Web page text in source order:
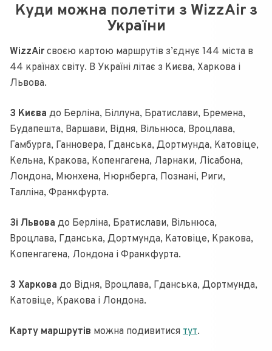
Куди можна полетіти з WizzAir з
України
WizzAir своєю картою маршрутів з’єднує 144 міста в
44 країнах світу. В Україні літає з Києва, Харкова і
Львова.
З Києва до Берліна, Біллуна, Братислави, Бремена,
Будапешта, Варшави, Відня, Вільнюса, Вроцлава,
Гамбурга, Ганновера, Гданська, Дортмунда, Катовіце,
Кельна, Кракова, Копенгагена, Ларнаки, Лісабона,
Лондона, Мюнхена, Нюрнберга, Познані, Риги,
Талліна, Франкфурта.
Зі Львова до Берліна, Братислави, Вільнюса,
Вроцлава, Гданська, Дортмунда, Катовіце, Кракова,
Копенгагена, Лондона і Франкфурта.
З Харкова до Відня, Вроцлава, Гданська, Дортмунда,
Катовіце, Кракова і Лондона.
Карту маршрутів можна подивитися тут.